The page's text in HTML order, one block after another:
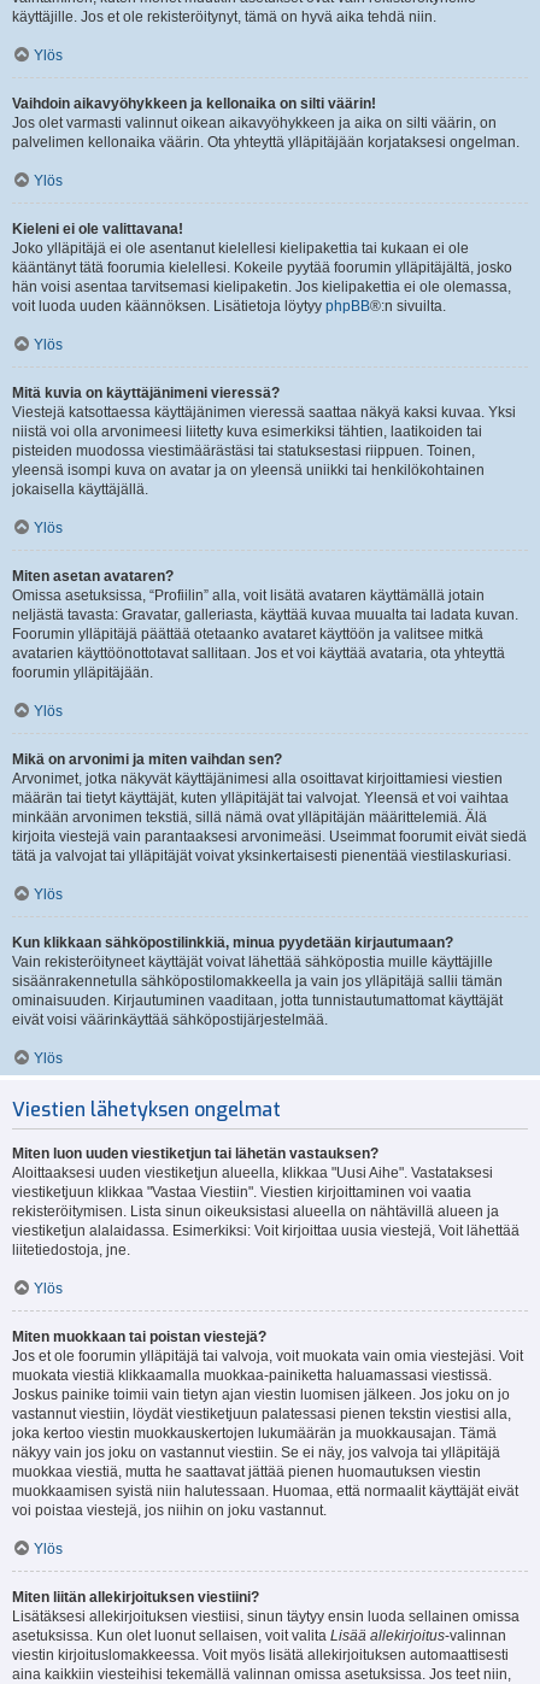
käyttäjille. Jos et ole rekisteröitynyt, tämä on hyvä aika tehdä niin.
Ylös
Vaihdoin aikavyöhykkeen ja kellonaika on silti väärin!
Jos olet varmasti valinnut oikean aikavyöhykkeen ja aika on silti väärin, on
palvelimen kellonaika väärin. Ota yhteyttä ylläpitäjään korjataksesi ongelman.
Ylös
Kieleni ei ole valittavana!
Joko ylläpitäjä ei ole asentanut kielellesi kielipakettia tai kukaan ei ole
kääntänyt tätä foorumia kielellesi. Kokeile pyytää foorumin ylläpitäjältä, josko
hän voisi asentaa tarvitsemasi kielipaketin. Jos kielipakettia ei ole olemassa,
voit luoda uuden käännöksen. Lisätietoja löytyy phpBB®:n sivuilta.
Ylös
Mitä kuvia on käyttäjänimeni vieressä?
Viestejä katsottaessa käyttäjänimen vieressä saattaa näkyä kaksi kuvaa. Yksi
niistä voi olla arvonimeesi liitetty kuva esimerkiksi tähtien, laatikoiden tai
pisteiden muodossa viestimäärästäsi tai statuksestasi riippuen. Toinen,
yleensä isompi kuva on avatar ja on yleensä uniikki tai henkilökohtainen
jokaisella käyttäjällä.
Ylös
Miten asetan avataren?
Omissa asetuksissa, “Profiilin” alla, voit lisätä avataren käyttämällä jotain
neljästä tavasta: Gravatar, galleriasta, käyttää kuvaa muualta tai ladata kuvan.
Foorumin ylläpitäjä päättää otetaanko avataret käyttöön ja valitsee mitkä
avatarien käyttöönottotavat sallitaan. Jos et voi käyttää avataria, ota yhteyttä
foorumin ylläpitäjään.
Ylös
Mikä on arvonimi ja miten vaihdan sen?
Arvonimet, jotka näkyvät käyttäjänimesi alla osoittavat kirjoittamiesi viestien
määrän tai tietyt käyttäjät, kuten ylläpitäjät tai valvojat. Yleensä et voi vaihtaa
minkään arvonimen tekstiä, sillä nämä ovat ylläpitäjän määrittelemiä. Älä
kirjoita viestejä vain parantaaksesi arvonimeäsi. Useimmat foorumit eivät siedä
tätä ja valvojat tai ylläpitäjät voivat yksinkertaisesti pienentää viestilaskuriasi.
Ylös
Kun klikkaan sähköpostilinkkiä, minua pyydetään kirjautumaan?
Vain rekisteröityneet käyttäjät voivat lähettää sähköpostia muille käyttäjille
sisäänrakennetulla sähköpostilomakkeella ja vain jos ylläpitäjä sallii tämän
ominaisuuden. Kirjautuminen vaaditaan, jotta tunnistautumattomat käyttäjät
eivät voisi väärinkäyttää sähköpostijärjestelmää.
Ylös
Viestien lähetyksen ongelmat
Miten luon uuden viestiketjun tai lähetän vastauksen?
Aloittaaksesi uuden viestiketjun alueella, klikkaa "Uusi Aihe". Vastataksesi
viestiketjuun klikkaa "Vastaa Viestiin". Viestien kirjoittaminen voi vaatia
rekisteröitymisen. Lista sinun oikeuksistasi alueella on nähtävillä alueen ja
viestiketjun alalaidassa. Esimerkiksi: Voit kirjoittaa uusia viestejä, Voit lähettää
liitetiedostoja, jne.
Ylös
Miten muokkaan tai poistan viestejä?
Jos et ole foorumin ylläpitäjä tai valvoja, voit muokata vain omia viestejäsi. Voit
muokata viestiä klikkaamalla muokkaa-painiketta haluamassasi viestissä.
Joskus painike toimii vain tietyn ajan viestin luomisen jälkeen. Jos joku on jo
vastannut viestiin, löydät viestiketjuun palatessasi pienen tekstin viestisi alla,
joka kertoo viestin muokkauskertojen lukumäärän ja muokkausajan. Tämä
näkyy vain jos joku on vastannut viestiin. Se ei näy, jos valvoja tai ylläpitäjä
muokkaa viestiä, mutta he saattavat jättää pienen huomautuksen viestin
muokkaamisen syistä niin halutessaan. Huomaa, että normaalit käyttäjät eivät
voi poistaa viestejä, jos niihin on joku vastannut.
Ylös
Miten liitän allekirjoituksen viestiini?
Lisätäksesi allekirjoituksen viestiisi, sinun täytyy ensin luoda sellainen omissa
asetuksissa. Kun olet luonut sellaisen, voit valita Lisää allekirjoitus-valinnan
viestin kirjoituslomakkeessa. Voit myös lisätä allekirjoituksen automaattisesti
aina kaikkiin viesteihisi tekemällä valinnan omissa asetuksissa. Jos teet niin,